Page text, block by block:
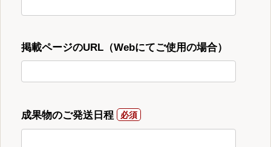
掲載ページのURL（Webにてご使用の場合）
成果物のご発送日程